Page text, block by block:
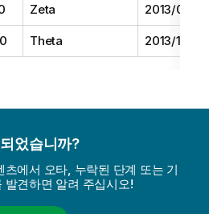
Zeta 2013/06/01
Theta 2013/12/01
었습니까?
에서 오타, 누락된 단계 또는 기
발견하면 알려 주십시오!